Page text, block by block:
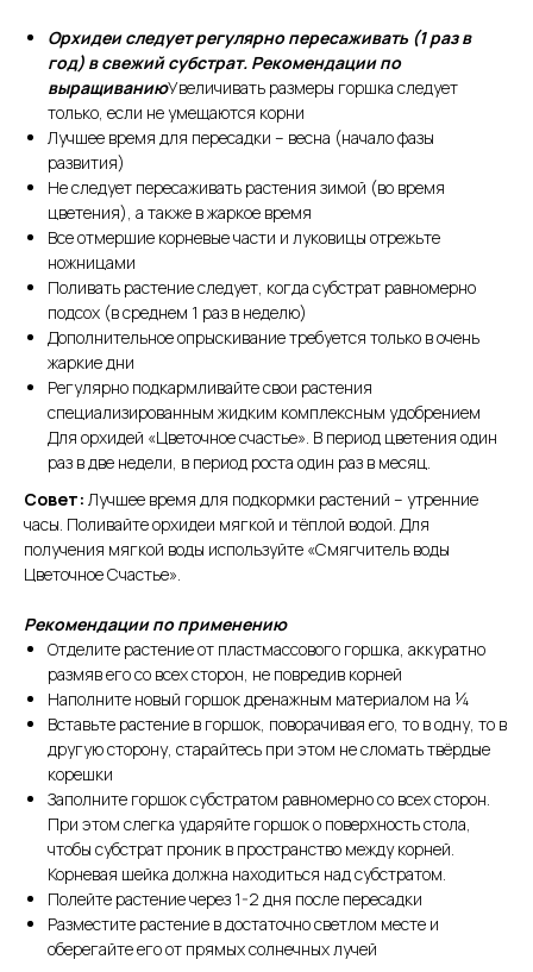
Орхидеи следует регулярно пересаживать (1 раз в
год) в свежий субстрат. Рекомендации по
выращиваниюУвеличивать размеры горшка следует
только, если не умещаются корни
Лучшее время для пересадки – весна (начало фазы
развития)
Не следует пересаживать растения зимой (во время
цветения), а также в жаркое время
Все отмершие корневые части и луковицы отрежьте
ножницами
Поливать растение следует, когда субстрат равномерно
подсох (в среднем 1 раз в неделю)
Дополнительное опрыскивание требуется только в очень
жаркие дни
Регулярно подкармливайте свои растения
специализированным жидким комплексным удобрением
Для орхидей «Цветочное счастье». В период цветения один
раз в две недели, в период роста один раз в месяц.
Совет: Лучшее время для подкормки растений – утренние
часы. Поливайте орхидеи мягкой и тёплой водой. Для
получения мягкой воды используйте «Смягчитель воды
Цветочное Счастье».
Рекомендации по применению
Отделите растение от пластмассового горшка, аккуратно
размяв его со всех сторон, не повредив корней
Наполните новый горшок дренажным материалом на ¼
Вставьте растение в горшок, поворачивая его, то в одну, то в
другую сторону, старайтесь при этом не сломать твёрдые
корешки
Заполните горшок субстратом равномерно со всех сторон.
При этом слегка ударяйте горшок о поверхность стола,
чтобы субстрат проник в пространство между корней.
Корневая шейка должна находиться над субстратом.
Полейте растение через 1-2 дня после пересадки
Разместите растение в достаточно светлом месте и
оберегайте его от прямых солнечных лучей